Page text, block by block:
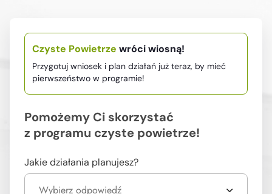
Czyste Powietrze wróci wiosną!
Przygotuj wniosek i plan działań już teraz, by mieć
pierwszeństwo w programie!
Pomożemy Ci skorzystać
z programu czyste powietrze!
Jakie działania planujesz?
Wybierz odpowiedź